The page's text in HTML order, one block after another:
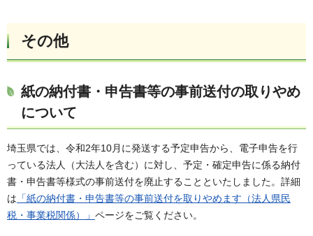
その他
紙の納付書・申告書等の事前送付の取りやめ
について
埼玉県では、令和2年10月に発送する予定申告から、電子申告を行
っている法人（大法人を含む）に対し、予定・確定申告に係る納付
書・申告書等様式の事前送付を廃止することといたしました。詳細
は 「紙の納付書・申告書等の事前送付を取りやめます（法人県民
税・事業税関係）」 ページをご覧ください。